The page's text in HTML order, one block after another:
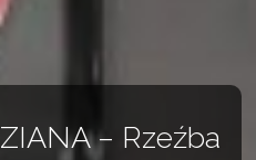
– Rzeźba